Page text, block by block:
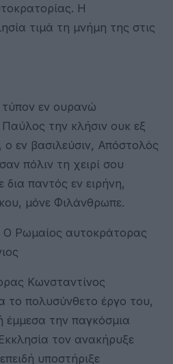
Η
τιμά τη μνήμη της στις
εν ουρανώ
την κλήσιν ουκ εξ
εν βασιλεύσιν, Απόστολός
πόλιν τη χειρί σου
δια παντός εν ειρήνη,
μόνε Φιλάνθρωπε.
Ο Ρωμαίος αυτοκράτορας
Κωνσταντίνος
το πολυσύνθετο έργο του,
την παγκόσμια
τον ανακήρυξε
υποστήριξε